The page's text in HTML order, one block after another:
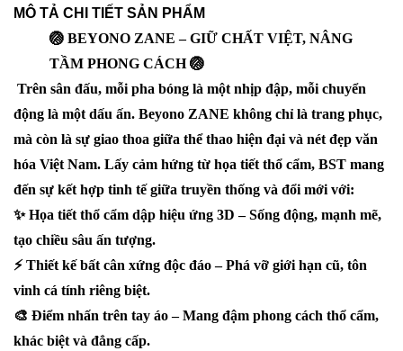
MÔ TẢ CHI TIẾT SẢN PHẨM
🏐 BEYONO ZANE – GIỮ CHẤT VIỆT, NÂNG
TẦM PHONG CÁCH 🏐
Trên sân đấu, mỗi pha bóng là một nhịp đập, mỗi chuyển
động là một dấu ấn. Beyono ZANE không chỉ là trang phục,
mà còn là sự giao thoa giữa thể thao hiện đại và nét đẹp văn
hóa Việt Nam. Lấy cảm hứng từ họa tiết thổ cẩm, BST mang
đến sự kết hợp tinh tế giữa truyền thống và đổi mới với:
✨ Họa tiết thổ cẩm dập hiệu ứng 3D – Sống động, mạnh mẽ,
tạo chiều sâu ấn tượng.
⚡ Thiết kế bất cân xứng độc đáo – Phá vỡ giới hạn cũ, tôn
vinh cá tính riêng biệt.
🎨 Điểm nhấn trên tay áo – Mang đậm phong cách thổ cẩm,
khác biệt và đẳng cấp.